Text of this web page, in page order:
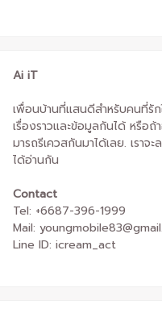
Ai iT
เพื่อนบ้านที่แสนดีสำหรับคนที่รัก
เรื่องราวและข้อมูลกันได้ หรือถ้า
มารถรีเควสกันมาได้เลย. เราจ
ได้อ่านกัน
Contact
Tel: +6687-396-1999
Mail:
Line ID: icream_act